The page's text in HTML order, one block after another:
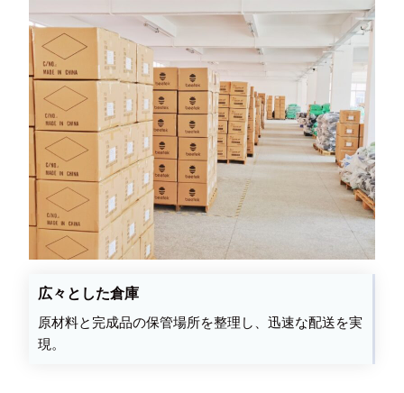
広々とした倉庫
原材料と完成品の保管場所を整理し、迅速な配送を実
現。